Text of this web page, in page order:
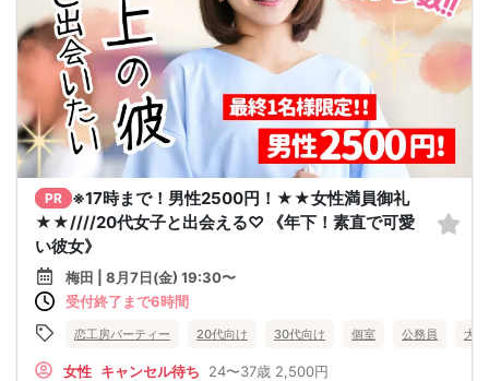
PR
※17時まで！男性2500円！★★女性満員御礼
★★////20代女子と出会える♡ 《年下！素直で可愛
い彼女》
梅田 | 8月7日(金) 19:30〜
受付終了まで6時間
恋工房パーティー 20代向け 30代向け 個室 公務員 大
女性 キャンセル待ち 24〜37歳 2,500円